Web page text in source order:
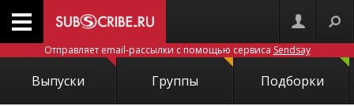
Отправляет email-рассылки с помощью сервиса Sendsay
Выпуски Группы Подборки